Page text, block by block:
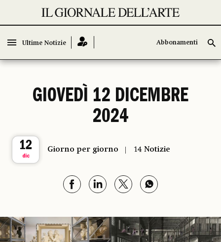
Ultime Notizie Abbonamenti
Ultime Notizie Abbonamenti
GIOVEDÌ 12 DICEMBRE
2024
12
dic
Giorno per giorno 14 Notizie